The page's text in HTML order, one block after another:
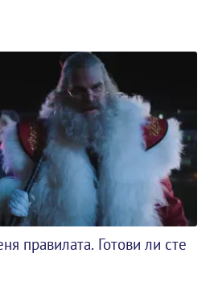
правилата. Готови ли сте